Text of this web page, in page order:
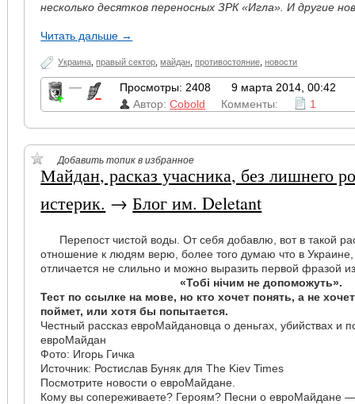
несколько десятков переносных ЗРК «Игла». И другие
Читать дальше →
Украина ,правый сектор ,майдан ,противостояние ,новости
— Просмотры: 2408
9 марта 2014, 00:42
Автор:Cobold Комменты: 1
Добавить топик в избранное
Майдан, расказ учасника, без лишнего
истерик. →Блог им. Deletant
Перепост чистой воды. От себя добавлю, вот в такой
отношение к людям верю, более того думаю что в
отличается не слильно и можно выразить первой фразой
«Тобі нічим не допоможуть».
Тест по ссылке на мове, но кто хочет понять, а не
поймет, или хотя бы попытается.
Честный рассказ евроМайдановца о деньгах, убийствах и
евроМайдан
Фото: Игорь Гичка
Источник: Ростислав Буняк для The Kiev Times
Посмотрите новости о евроМайдане.
Кому вы сопереживаете? Героям? Песни о евроМайдане —